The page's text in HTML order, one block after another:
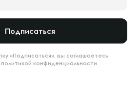
Подписаться
«Подписаться», вы соглашаетесь
политикой конфиденциальности